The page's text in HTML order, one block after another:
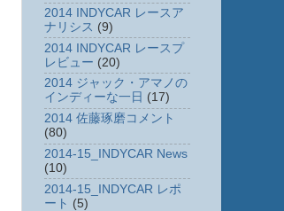
2014 INDYCAR レースア
ナリシス (9)
2014 INDYCAR レースプ
レビュー (20)
2014 ジャック・アマノの
インディーな一日 (17)
2014 佐藤琢磨コメント
(80)
2014-15_INDYCAR News
(10)
2014-15_INDYCAR レポ
ート (5)